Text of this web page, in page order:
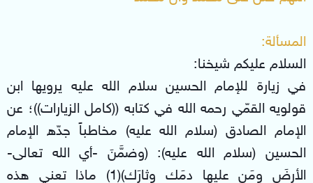
المسألة:
السلام عليكم شيخنا:
في زيارة للإمام الحسين سلام الله عليه يرويها ابن
قولويه القمّي رحمه الله في كتابه ((كامل الزيارات))؛ عن
الإمام الصادق (سلام الله عليه) مخاطباً جدّه الإمام
الحسين (سلام الله عليه): (وضمَّنَ -أي الله تعالى-
الأرضَ ومَن عليها دمَك وثارَك)(1) ماذا تعني هذه